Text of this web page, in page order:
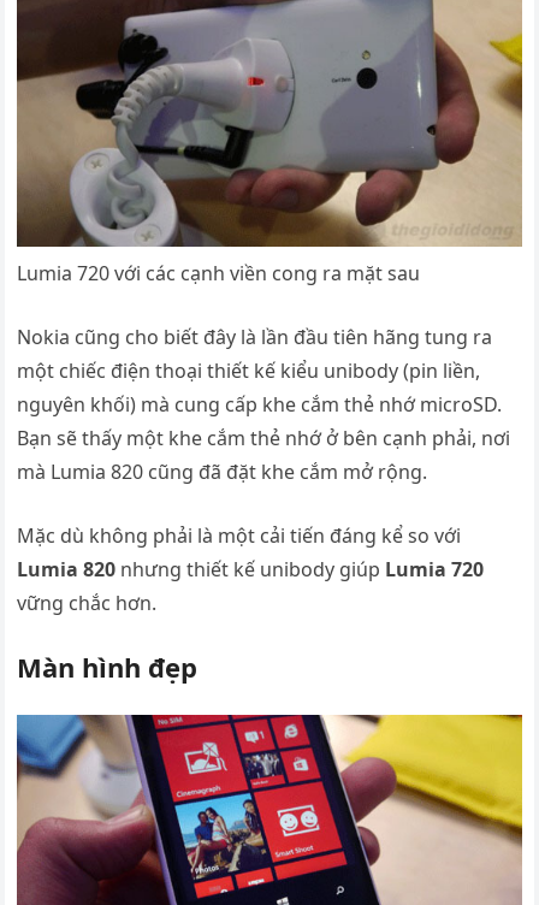
Lumia 720 với các cạnh viền cong ra mặt sau
Nokia cũng cho biết đây là lần đầu tiên hãng tung ra
một chiếc điện thoại thiết kế kiểu unibody (pin liền,
nguyên khối) mà cung cấp khe cắm thẻ nhớ microSD.
Bạn sẽ thấy một khe cắm thẻ nhớ ở bên cạnh phải, nơi
mà Lumia 820 cũng đã đặt khe cắm mở rộng.
Mặc dù không phải là một cải tiến đáng kể so với
Lumia 820 nhưng thiết kế unibody giúp Lumia 720
vững chắc hơn.
Màn hình đẹp